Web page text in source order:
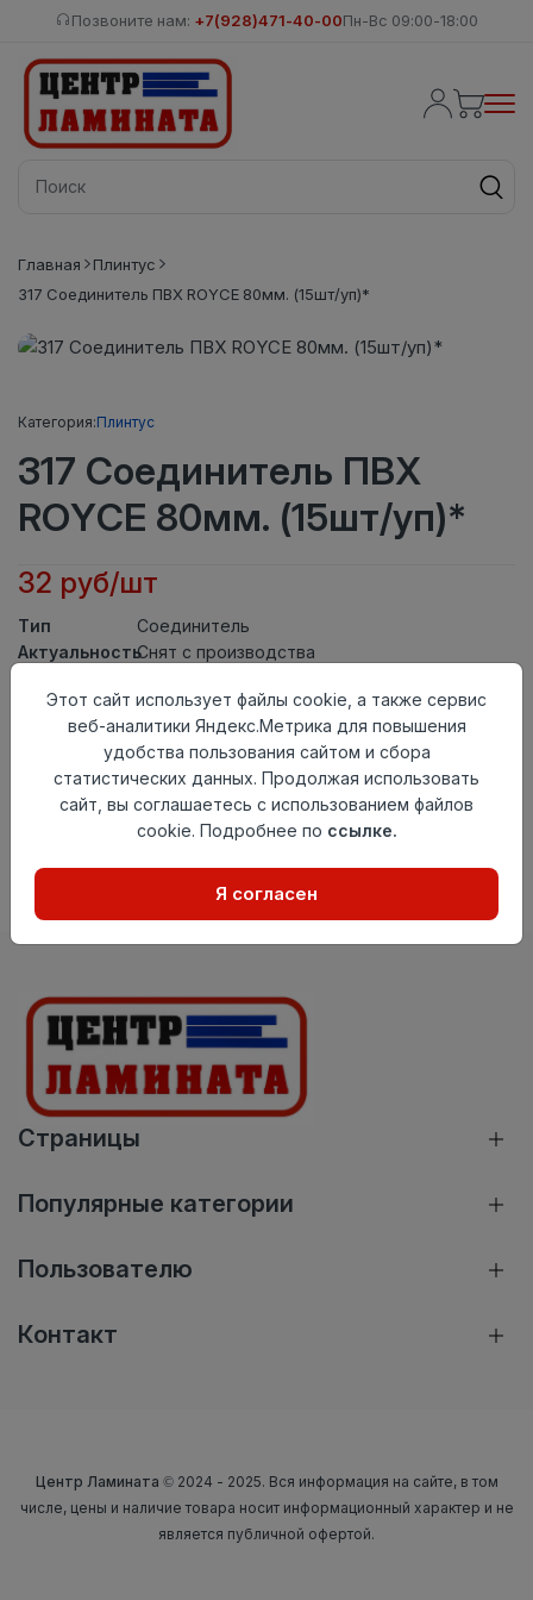
Позвоните нам: +7(928)471-40-00Пн-Вс 09:00-18:00
Главная
Плинтус
317 Соединитель ПВХ ROYCE 80мм. (15шт/уп)*
Категория:Плинтус
317 Соединитель ПВХ
ROYCE 80мм. (15шт/уп)*
32 руб/шт
Тип
Соединитель
АктуальностьСнят с производства
Осталось213 шт
Добавить в корзину
Внимание! Внешний вид товара может отличаться от
представленного на настоящем сайте. Проверяйте
в момент приобретения товара.
Страницы
Популярные категории
Пользователю
Контакт
Центр Ламината © 2024 - 2025. Вся информация на сайте, в том
числе, цены и наличие товара носит информационный характер и не
является публичной офертой.
Этот сайт использует файлы cookie, а также сервис
веб-аналитики Яндекс.Метрика для повышения
удобства пользования сайтом и сбора
статистических данных. Продолжая использовать
сайт, вы соглашаетесь с использованием файлов
cookie. Подробнее по ссылке.
Я согласен